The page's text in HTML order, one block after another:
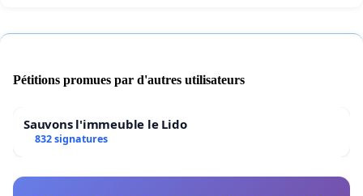
Pétitions promues par d'autres utilisateurs
Sauvons l'immeuble le Lido
832 signatures